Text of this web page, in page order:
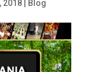
2018| Blog